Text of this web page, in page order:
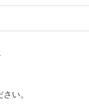
い。